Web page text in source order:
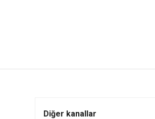
Diğer kanallar